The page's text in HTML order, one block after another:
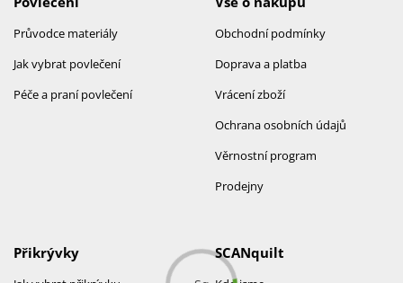
Průvodce materiály
Jak vybrat povlečení
Péče a praní povlečení
Obchodní podmínky
Doprava a platba
Vrácení zboží
Ochrana osobních údajů
Věrnostní program
Prodejny
SCANquilt
Přikrývky